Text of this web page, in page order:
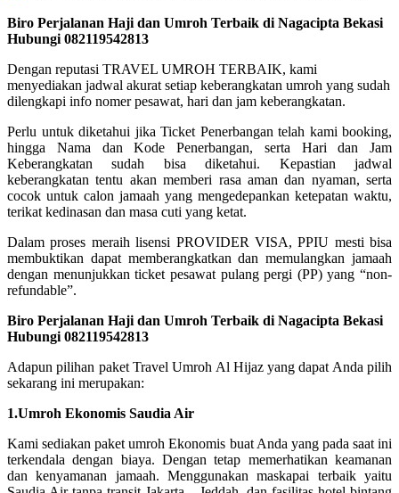
Biro Perjalanan Haji dan Umroh Terbaik di Nagacipta Bekasi
Hubungi 082119542813
Dengan reputasi TRAVEL UMROH TERBAIK, kami
menyediakan jadwal akurat setiap keberangkatan umroh yang sudah
dilengkapi info nomer pesawat, hari dan jam keberangkatan.
Perlu untuk diketahui jika Ticket Penerbangan telah kami booking,
hingga Nama dan Kode Penerbangan, serta Hari dan Jam
Keberangkatan sudah bisa diketahui. Kepastian jadwal
keberangkatan tentu akan memberi rasa aman dan nyaman, serta
cocok untuk calon jamaah yang mengedepankan ketepatan waktu,
terikat kedinasan dan masa cuti yang ketat.
Dalam proses meraih lisensi PROVIDER VISA, PPIU mesti bisa
membuktikan dapat memberangkatkan dan memulangkan jamaah
dengan menunjukkan ticket pesawat pulang pergi (PP) yang “non-
refundable”.
Biro Perjalanan Haji dan Umroh Terbaik di Nagacipta Bekasi
Hubungi 082119542813
Adapun pilihan paket Travel Umroh Al Hijaz yang dapat Anda pilih
sekarang ini merupakan:
1.Umroh Ekonomis Saudia Air
Kami sediakan paket umroh Ekonomis buat Anda yang pada saat ini
terkendala dengan biaya. Dengan tetap memerhatikan keamanan
dan kenyamanan jamaah. Menggunakan maskapai terbaik yaitu